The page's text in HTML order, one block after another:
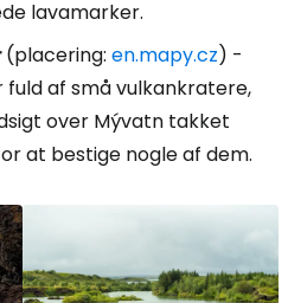
lavamarker.
(placering: en.mapy.cz) -
fuld af små vulkankratere,
over Mývatn takket
at bestige nogle af dem.